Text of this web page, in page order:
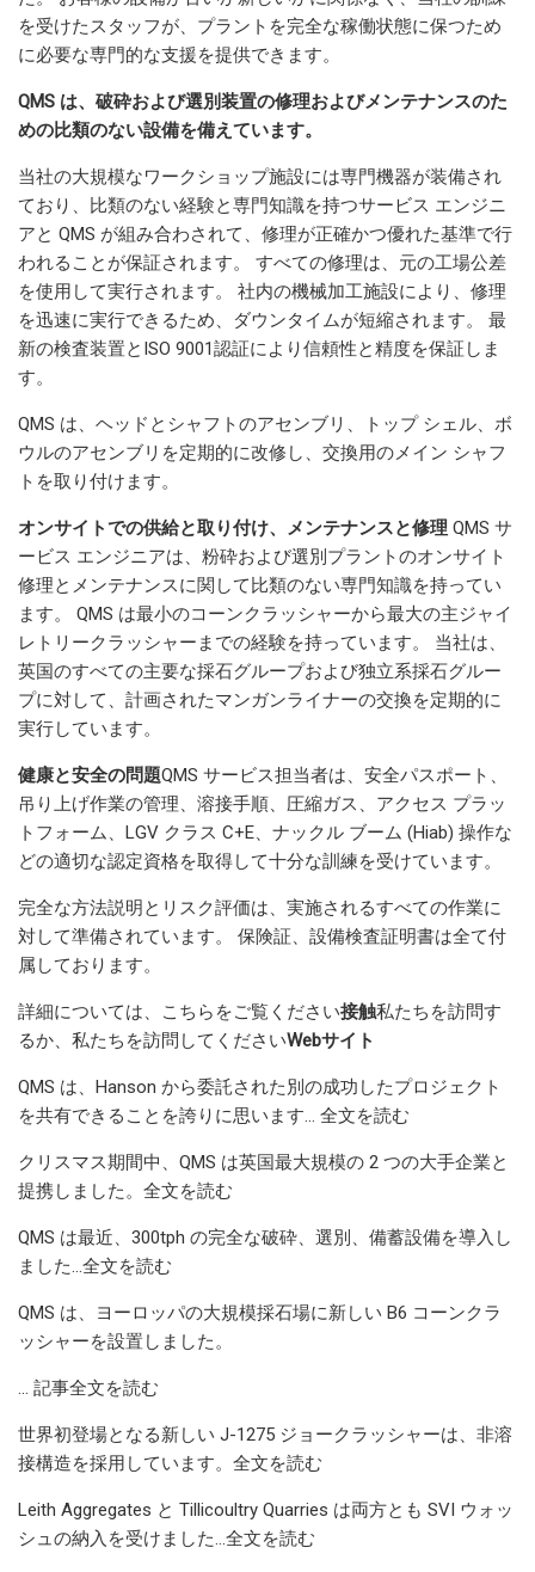
を受けたスタッフが、プラントを完全な稼働状態に保つため
に必要な専門的な支援を提供できます。
QMS は、破砕および選別装置の修理およびメンテナンスのた
めの比類のない設備を備えています。
当社の大規模なワークショップ施設には専門機器が装備され
ており、比類のない経験と専門知識を持つサービス エンジニ
アと QMS が組み合わされて、修理が正確かつ優れた基準で行
われることが保証されます。 すべての修理は、元の工場公差
を使用して実行されます。 社内の機械加工施設により、修理
を迅速に実行できるため、ダウンタイムが短縮されます。 最
新の検査装置とISO 9001認証により信頼性と精度を保証しま
す。
QMS は、ヘッドとシャフトのアセンブリ、トップ シェル、ボ
ウルのアセンブリを定期的に改修し、交換用のメイン シャフ
トを取り付けます。
オンサイトでの供給と取り付け、メンテナンスと修理 QMS サ
ービス エンジニアは、粉砕および選別プラントのオンサイト
修理とメンテナンスに関して比類のない専門知識を持ってい
ます。 QMS は最小のコーンクラッシャーから最大の主ジャイ
レトリークラッシャーまでの経験を持っています。 当社は、
英国のすべての主要な採石グループおよび独立系採石グルー
プに対して、計画されたマンガンライナーの交換を定期的に
実行しています。
健康と安全の問題QMS サービス担当者は、安全パスポート、
吊り上げ作業の管理、溶接手順、圧縮ガス、アクセス プラッ
トフォーム、LGV クラス C+E、ナックル ブーム (Hiab) 操作な
どの適切な認定資格を取得して十分な訓練を受けています。
完全な方法説明とリスク評価は、実施されるすべての作業に
対して準備されています。 保険証、設備検査証明書は全て付
属しております。
詳細については、こちらをご覧ください接触私たちを訪問す
るか、私たちを訪問してくださいWebサイト
QMS は、Hanson から委託された別の成功したプロジェクト
を共有できることを誇りに思います… 全文を読む
クリスマス期間中、QMS は英国最大規模の 2 つの大手企業と
提携しました。全文を読む
QMS は最近、300tph の完全な破砕、選別、備蓄設備を導入し
ました…全文を読む
QMS は、ヨーロッパの大規模採石場に新しい B6 コーンクラ
ッシャーを設置しました。
… 記事全文を読む
世界初登場となる新しい J-1275 ジョークラッシャーは、非溶
接構造を採用しています。全文を読む
Leith Aggregates と Tillicoultry Quarries は両方とも SVI ウォッ
シュの納入を受けました…全文を読む